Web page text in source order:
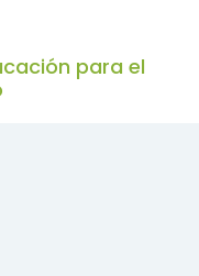
para el